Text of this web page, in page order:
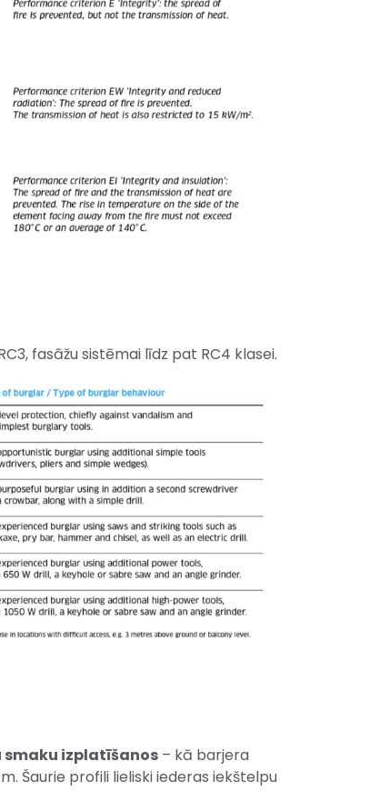
fasāžu sistēmai līdz pat RC4 klasei.
smaku izplatīšanos – kā barjera
Šaurie profili lieliski iederas iekštelpu